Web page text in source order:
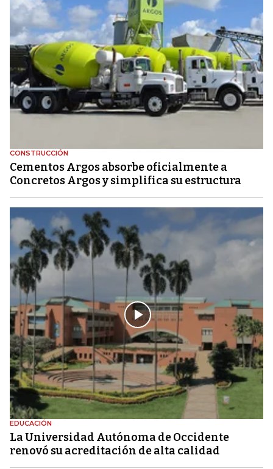
CONSTRUCCIÓN
Cementos Argos absorbe oficialmente a
Concretos Argos y simplifica su estructura
EDUCACIÓN
La Universidad Autónoma de Occidente
renovó su acreditación de alta calidad